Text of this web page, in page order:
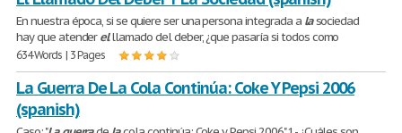
En nuestra época, si se quiere ser una persona integrada a lasociedad
hay que atenderelllamado del deber, ¿que pasaría si todos como
634 Words | 3 Pages
La Guerra De La Cola Continúa: Coke Y Pepsi 2006
(spanish)